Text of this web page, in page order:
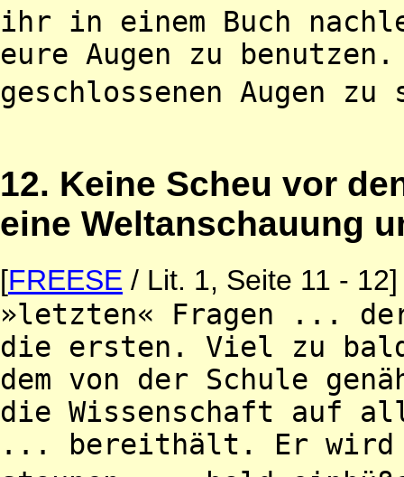
ihr in einem Buch
eure Augen zu
geschlossenen Augen zu
12. Keine Scheu vor
eine Weltanschauung
[FREESE / Lit. 1, Seite 11 - 12]
»letzten« Fragen ...
die ersten. Viel zu
dem von der Schule
die Wissenschaft auf
... bereithält. Er